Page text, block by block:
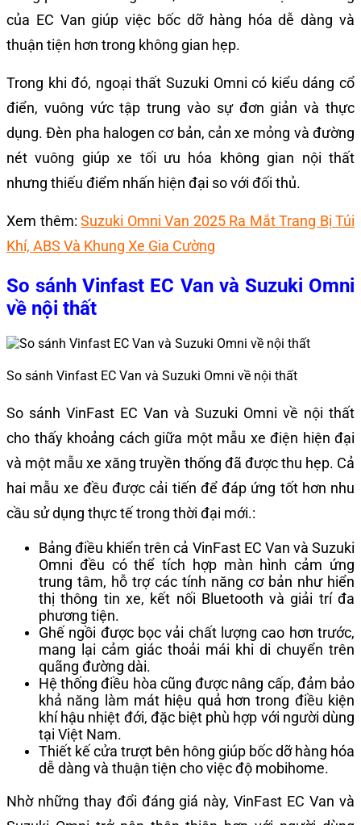
của EC Van giúp việc bốc dỡ hàng hóa dễ dàng và
thuận tiện hơn trong không gian hẹp.
Trong khi đó, ngoại thất Suzuki Omni có kiểu dáng cổ
điển, vuông vức tập trung vào sự đơn giản và thực
dụng. Đèn pha halogen cơ bản, cản xe mỏng và đường
nét vuông giúp xe tối ưu hóa không gian nội thất
nhưng thiếu điểm nhấn hiện đại so với đối thủ.
Xem thêm: Suzuki Omni Van 2025 Ra Mắt Trang Bị Túi
Khí, ABS Và Khung Xe Gia Cường
So sánh Vinfast EC Van và Suzuki Omni
về nội thất
So sánh Vinfast EC Van và Suzuki Omni về nội thất
So sánh VinFast EC Van và Suzuki Omni về nội thất
cho thấy khoảng cách giữa một mẫu xe điện hiện đại
và một mẫu xe xăng truyền thống đã được thu hẹp. Cả
hai mẫu xe đều được cải tiến để đáp ứng tốt hơn nhu
cầu sử dụng thực tế trong thời đại mới.:
Bảng điều khiển trên cả VinFast EC Van và Suzuki
Omni đều có thể tích hợp màn hình cảm ứng
trung tâm, hỗ trợ các tính năng cơ bản như hiển
thị thông tin xe, kết nối Bluetooth và giải trí đa
phương tiện.
Ghế ngồi được bọc vải chất lượng cao hơn trước,
mang lại cảm giác thoải mái khi di chuyển trên
quãng đường dài.
Hệ thống điều hòa cũng được nâng cấp, đảm bảo
khả năng làm mát hiệu quả hơn trong điều kiện
khí hậu nhiệt đới, đặc biệt phù hợp với người dùng
tại Việt Nam.
Thiết kế cửa trượt bên hông giúp bốc dỡ hàng hóa
dễ dàng và thuận tiện cho việc độ mobihome.
Nhờ những thay đổi đáng giá này, VinFast EC Van và